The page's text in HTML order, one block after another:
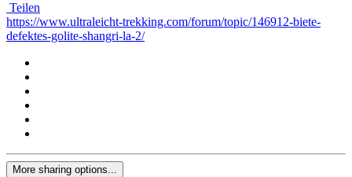
Teilen
https://www.ultraleicht-trekking.com/forum/topic/146912-biete-
defektes-golite-shangri-la-2/
More sharing options...